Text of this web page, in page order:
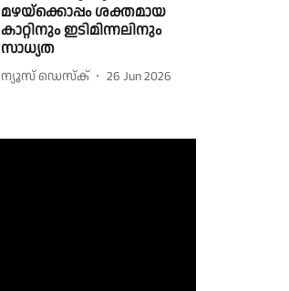
മഴയ്‌ക്കൊപ്പം ശക്തമായ
കാറ്റിനും ഇടിമിന്നലിനും
സാധ്യത
ന്യൂസ് ഡെസ്ക് 26 Jun 2026